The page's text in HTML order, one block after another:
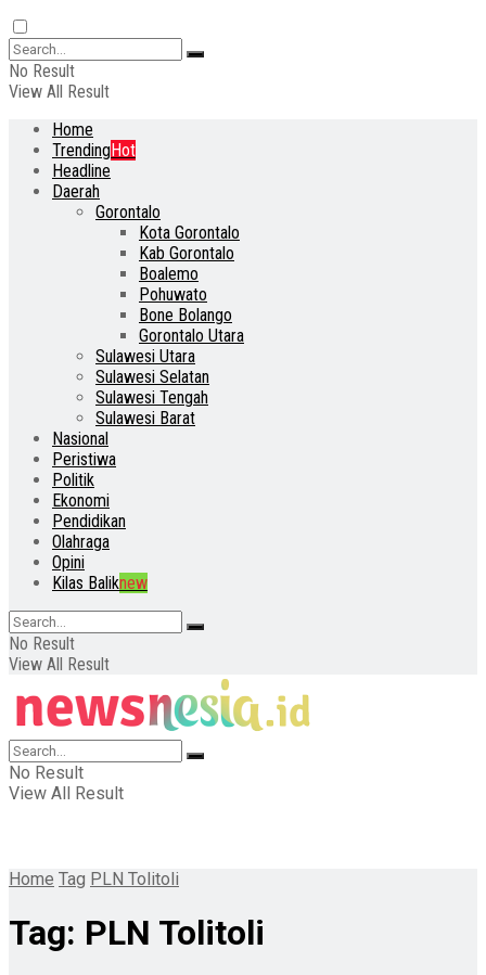
No Result
View All Result
Home
TrendingHot
Headline
Daerah
Gorontalo
Kota Gorontalo
Kab Gorontalo
Boalemo
Pohuwato
Bone Bolango
Gorontalo Utara
Sulawesi Utara
Sulawesi Selatan
Sulawesi Tengah
Sulawesi Barat
Nasional
Peristiwa
Politik
Ekonomi
Pendidikan
Olahraga
Opini
Kilas Baliknew
No Result
View All Result
No Result
View All Result
Home Tag PLN Tolitoli
Tag: PLN Tolitoli